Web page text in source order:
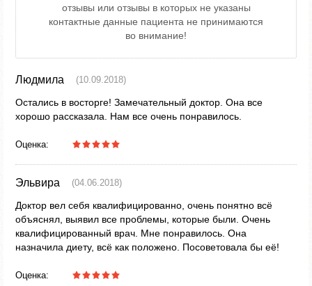
отзывы или отзывы в которых не указаны
контактные данные пациента не принимаются
во внимание!
Людмила (10.09.2018)
Остались в восторге! Замечательный доктор. Она все
хорошо рассказала. Нам все очень понравилось.
Оценка:
Эльвира (04.06.2018)
Доктор вел себя квалифицированно, очень понятно всё
объяснял, выявил все проблемы, которые были. Очень
квалифицированный врач. Мне понравилось. Она
назначила диету, всё как положено. Посоветовала бы её!
Оценка: